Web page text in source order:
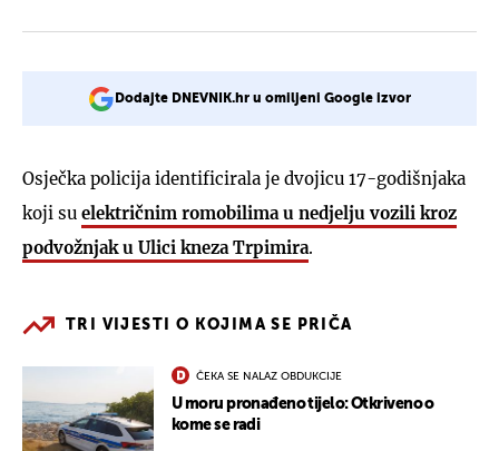
Dodajte DNEVNIK.hr u omiljeni Google izvor
Osječka policija identificirala je dvojicu 17-godišnjaka
koji su električnim romobilima u nedjelju vozili kroz
podvožnjak u Ulici kneza Trpimira.
TRI VIJESTI O KOJIMA SE PRIČA
ČEKA SE NALAZ OBDUKCIJE
U moru pronađeno tijelo: Otkriveno o
kome se radi